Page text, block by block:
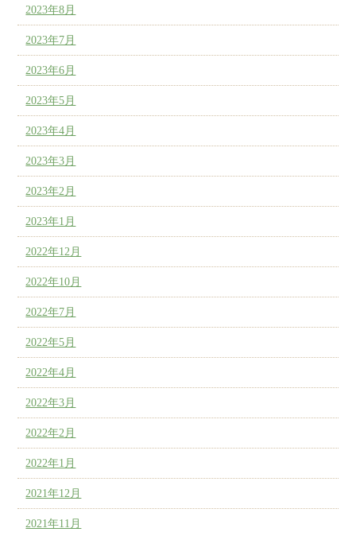
2023年8月
2023年7月
2023年6月
2023年5月
2023年4月
2023年3月
2023年2月
2023年1月
2022年12月
2022年10月
2022年7月
2022年5月
2022年4月
2022年3月
2022年2月
2022年1月
2021年12月
2021年11月